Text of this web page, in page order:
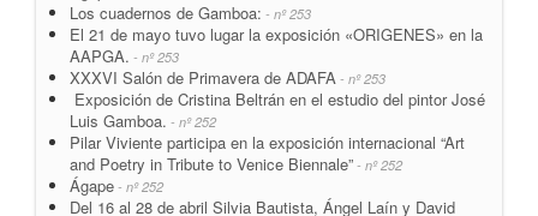
Los cuadernos de Gamboa: - nº 253
El 21 de mayo tuvo lugar la exposición «ORIGENES» en la
AAPGA. - nº 253
XXXVI Salón de Primavera de ADAFA - nº 253
Exposición de Cristina Beltrán en el estudio del pintor José
Luis Gamboa. - nº 252
Pilar Viviente participa en la exposición internacional “Art
and Poetry in Tribute to Venice Biennale” - nº 252
Ágape - nº 252
Del 16 al 28 de abril Silvia Bautista, Ángel Laín y David